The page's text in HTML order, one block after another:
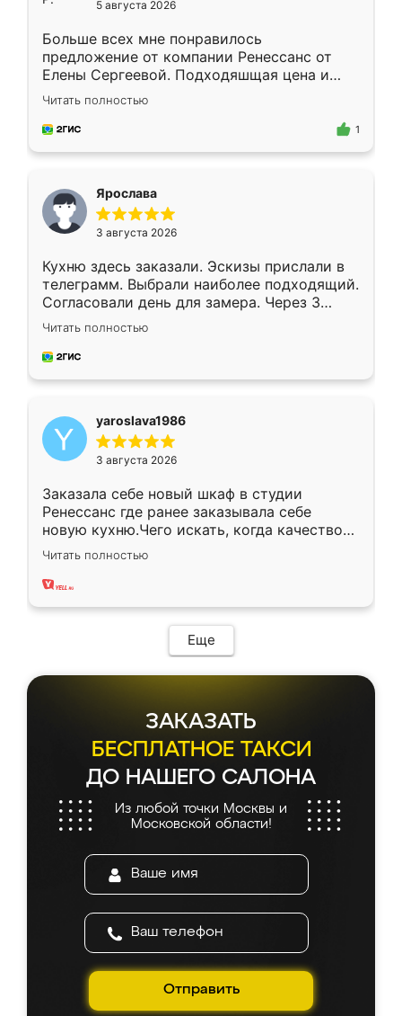
5 августа 2026
Больше всех мне понравилось
предложение от компании Ренессанс от
Елены Сергеевой. Подходяшщая цена и
короткие сроки изготовления. Приехавший
для замера сотрудник Владислав
предложил по моему эскизу самый
Читать полностью
1
Ярослава
3 августа 2026
Кухню здесь заказали. Эскизы прислали в
телеграмм. Выбрали наиболее подходящий.
Согласовали день для замера. Через 3
недели кухня была уже готова. Остались
довольны работой. Спасибо Ренессанс
мебель за качественную работу!
Читать полностью
yaroslava1986
3 августа 2026
Заказала себе новый шкаф в студии
Ренессанс где ранее заказывала себе
новую кухню.Чего искать, когда качеством
вполне довольна. Служит кухня уже почти
два года, нареканий нет.
Читать полностью
Еще
ЗАКАЗАТЬ
БЕСПЛАТНОЕ ТАКСИ
ДО НАШЕГО САЛОНА
Из любой точки Москвы и
Московской области!
Отправить